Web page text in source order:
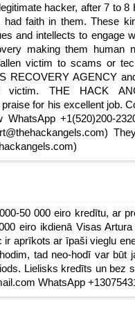
hacker, after 7 to 8
faith in them. These
and intellects to engage
making them human
victim to scams or
RECOVERY AGENCY
THE HACK
for his excellent job.
WhatsApp +1(520)200-
50 000 eiro kredītu, ar
eiro ikdienā Visas
ir aprīkots ar īpaši vieglu
tad neo-hodī var būt
Lielisks kredīts un bez
WhatsApp